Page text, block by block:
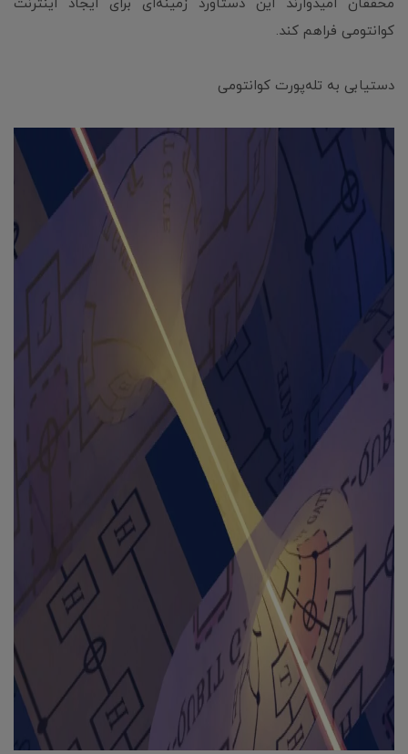
محققان امیدوارند این دستاورد زمینه‌ای برای ایجاد اینترنت
کوانتومی فراهم کند.
دستیابی به تله‌پورت کوانتومی